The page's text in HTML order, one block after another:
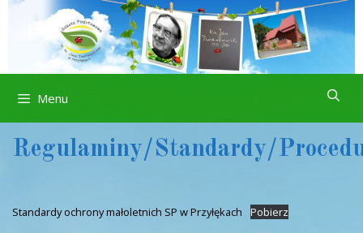
Przejdź
Menu
Regulaminy/Standardy/
Standardy ochrony małoletnich SP w Przyłękach Pobierz